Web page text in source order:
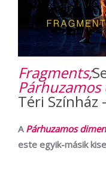
Fragments;
Téri Színház -
A Párhuzamos
este egyik-másik